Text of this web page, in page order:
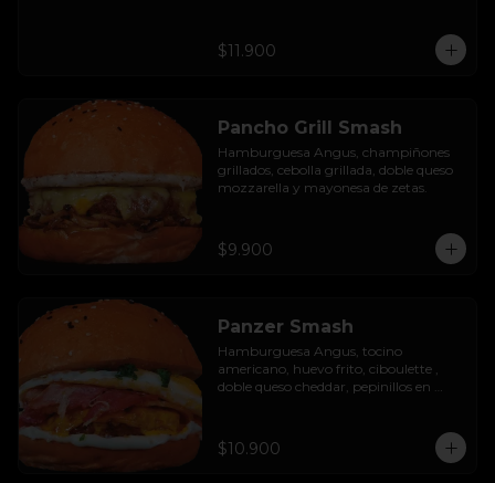
$11.900
Pancho Grill Smash
Hamburguesa Angus, champiñones
grillados, cebolla grillada, doble queso
mozzarella y mayonesa de zetas.
$9.900
Panzer Smash
Hamburguesa Angus, tocino
americano, huevo frito, ciboulette ,
doble queso cheddar, pepinillos en
$10.900